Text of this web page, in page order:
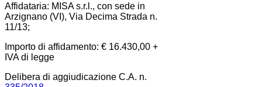
Affidataria: MISA s.r.l., con sede in
Arzignano (VI), Via Decima Strada n.
11/13;
Importo di affidamento: € 16.430,00 +
IVA di legge
Delibera di aggiudicazione C.A. n.